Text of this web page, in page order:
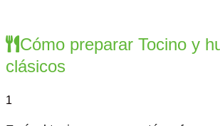
Cómo preparar Tocino y
clásicos
1